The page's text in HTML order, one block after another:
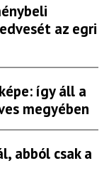
az egri
így áll a
megyében
abból csak a